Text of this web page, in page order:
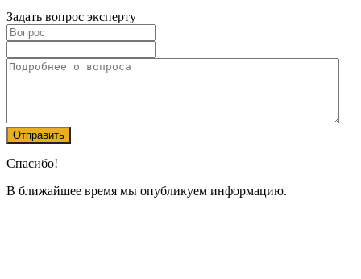
Задать вопрос эксперту
Спасибо!
В ближайшее время мы опубликуем информацию.